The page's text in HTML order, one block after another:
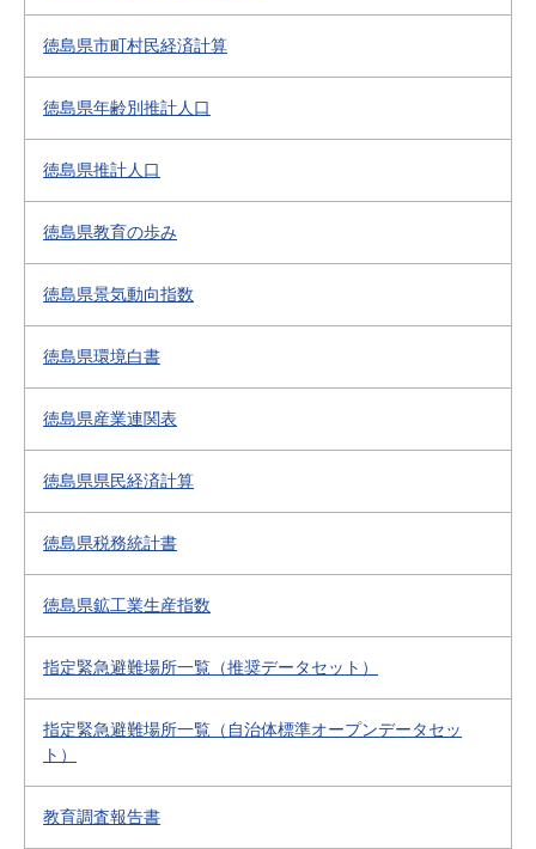
徳島県市町村民経済計算
徳島県年齢別推計人口
徳島県推計人口
徳島県教育の歩み
徳島県景気動向指数
徳島県環境白書
徳島県産業連関表
徳島県県民経済計算
徳島県税務統計書
徳島県鉱工業生産指数
指定緊急避難場所一覧（推奨データセット）
指定緊急避難場所一覧（自治体標準オープンデータセッ
ト）
教育調査報告書